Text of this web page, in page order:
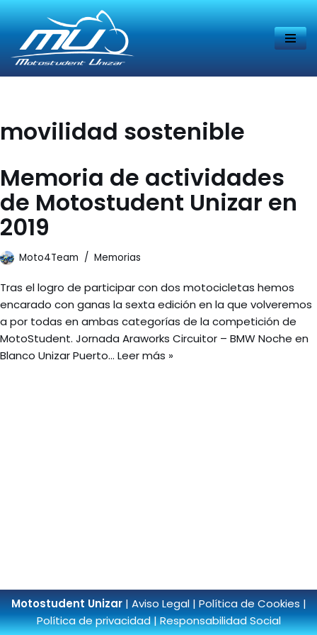
Saltar
al
movilidad sostenible
Memoria de actividades
de Motostudent Unizar en
2019
Moto4Team Memorias
Tras el logro de participar con dos motocicletas hemos
encarado con ganas la sexta edición en la que volveremos
a por todas en ambas categorías de la competición de
MotoStudent. Jornada Araworks Circuitor – BMW Noche en
Blanco Unizar Puerto… Leer más »
Motostudent Unizar|Aviso Legal|Política de Cookies|
Política de privacidad|Responsabilidad Social